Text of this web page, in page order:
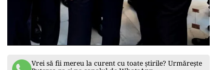
Vrei să fii mereu la curent cu toate știrile? Urmărește